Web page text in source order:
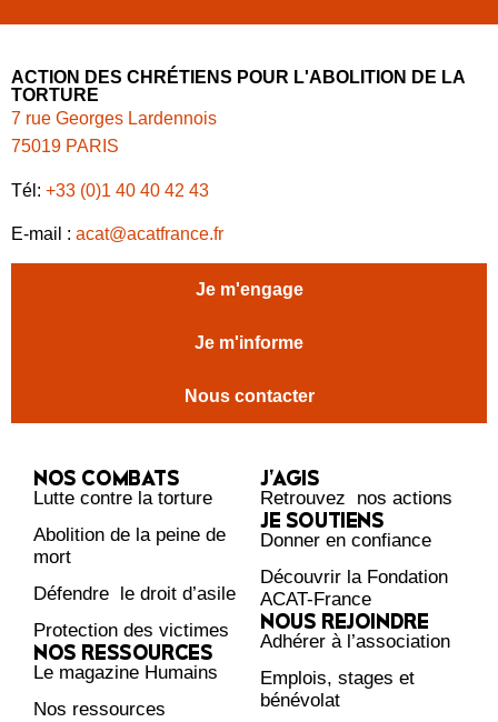
ACTION DES CHRÉTIENS POUR L'ABOLITION DE LA
TORTURE
7 rue Georges Lardennois
75019 PARIS
Tél: +33 (0)1 40 40 42 43
E-mail : acat@acatfrance.fr
Je m'engage
Je m'informe
Nous contacter
NOS COMBATS
Lutte contre la torture
Abolition de la peine de
mort
Défendre le droit d’asile
Protection des victimes
NOS RESSOURCES
Le magazine Humains
Nos ressources
J’AGIS
Retrouvez nos actions
JE SOUTIENS
Donner en confiance
Découvrir la Fondation
ACAT-France
NOUS REJOINDRE
Adhérer à l’association
Emplois, stages et
bénévolat